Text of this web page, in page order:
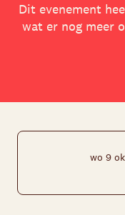
Dit evenement
wat er nog meer
wo 9